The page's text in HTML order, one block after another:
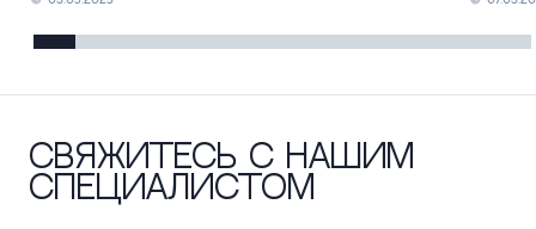
Свяжитесь с нашим
специалистом